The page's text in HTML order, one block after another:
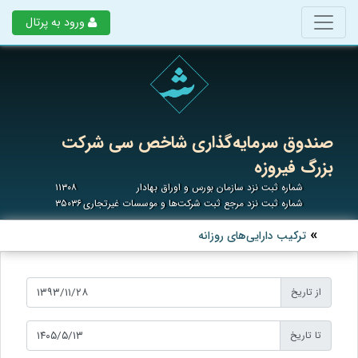
ورود به پرتال
صندوق سرمایه‌گذاری شاخص سی شرکت
بزرگ فیروزه
شماره ثبت نزد سازمان بورس و اوراق بهادار
۱۱۳۰۸
شماره ثبت نزد مرجع ثبت شرکت‌ها و موسسات غیرتجاری۳۵۰۳۶
ترکیب دارایی‌های روزانه
از تاریخ
تا تاریخ